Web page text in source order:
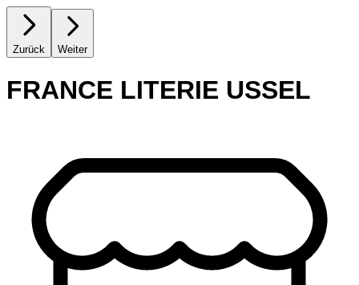
Zurück Weiter
FRANCE LITERIE USSEL